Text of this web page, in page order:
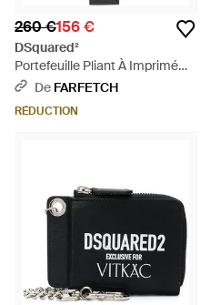
260 €156 €
DSquared²
Portefeuille Pliant À Imprimé
Icon - Noir
De FARFETCH
RÉDUCTION